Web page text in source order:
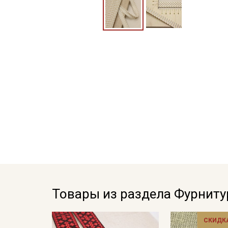
Товары из раздела